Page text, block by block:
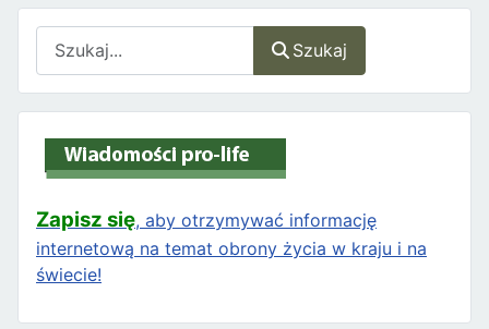
Szukaj
Zapisz się, aby otrzymywać informację
internetową na temat obrony życia w kraju i na
świecie!